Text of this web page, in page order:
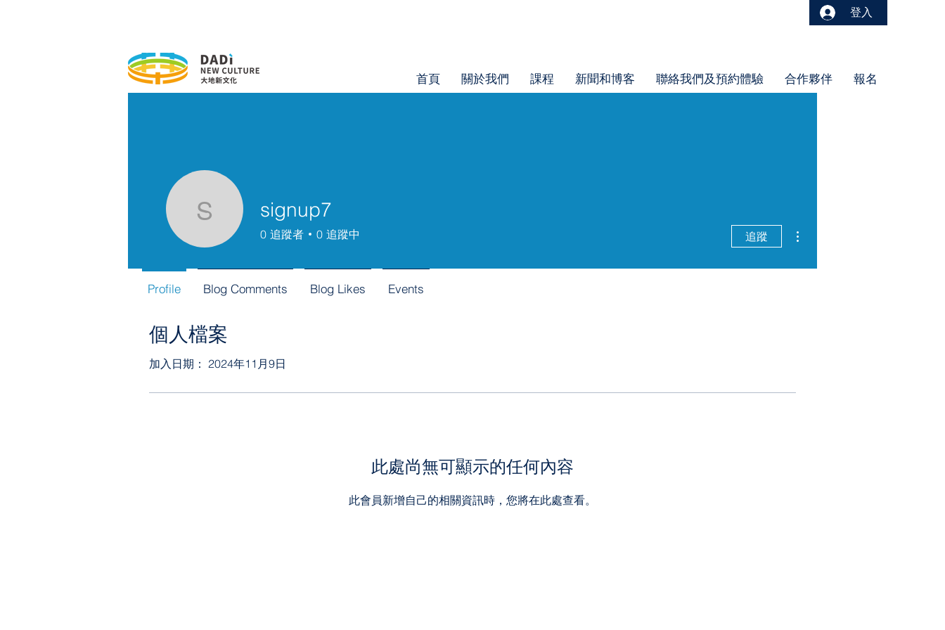
登入
首頁 關於我們 課程 新聞和博客 聯絡我們及預約體驗 合作夥伴 報名
個人檔案
加入日期： 2024年11月9日
此處尚無可顯示的任何內容
此會員新增自己的相關資訊時，您將在此處查看。
signup7signup7
0 追蹤者 0 追蹤中 追蹤
Profile Blog Comments Blog Likes Events